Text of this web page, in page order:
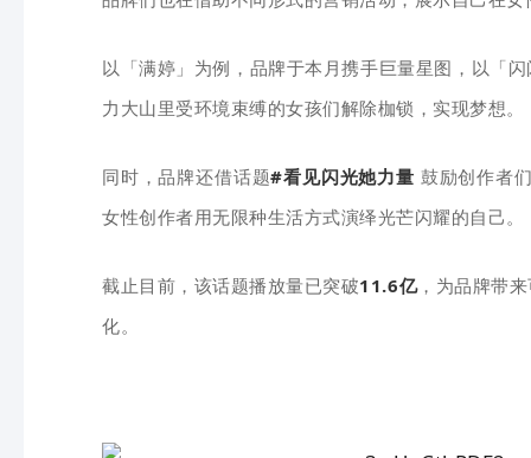
以「满婷」为例，品牌于本月携手巨量星图，以「
力大山里受环境束缚的女孩们解除枷锁，实现梦想。
同时，品牌还借话题#看见闪光她力量 鼓励创作者
女性创作者用无限种生活方式演绎光芒闪耀的自己。
截止目前，该话题播放量已突破11.6亿，为品牌带
化。